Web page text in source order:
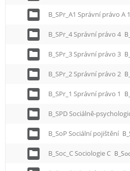
B_SPr_A1 Správní právo A 1
B_SPr_4 Správní právo 4
B_SPr_3 Správní právo 3
B_SPr_2 Správní právo 2
B_SPr_1 Správní právo 1
B_SoP Sociální pojištění
B_Soc_C Sociologie C